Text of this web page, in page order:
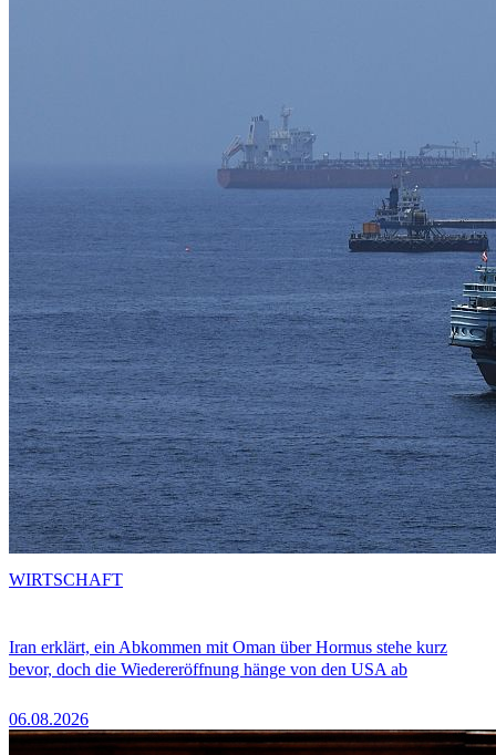
Iran erklärt, ein Abkommen mit Oman über Hormus stehe kurz
bevor, doch die Wiedereröffnung hänge von den USA ab
06.08.2026
WIRTSCHAFT